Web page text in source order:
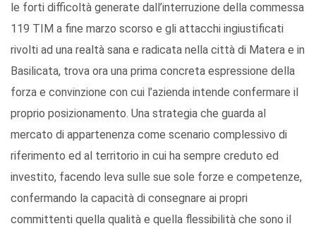
le forti difficoltà generate dall’interruzione della commessa
119 TIM a fine marzo scorso e gli attacchi ingiustificati
rivolti ad una realtà sana e radicata nella città di Matera e in
Basilicata, trova ora una prima concreta espressione della
forza e convinzione con cui l’azienda intende confermare il
proprio posizionamento. Una strategia che guarda al
mercato di appartenenza come scenario complessivo di
riferimento ed al territorio in cui ha sempre creduto ed
investito, facendo leva sulle sue sole forze e competenze,
confermando la capacità di consegnare ai propri
committenti quella qualità e quella flessibilità che sono il